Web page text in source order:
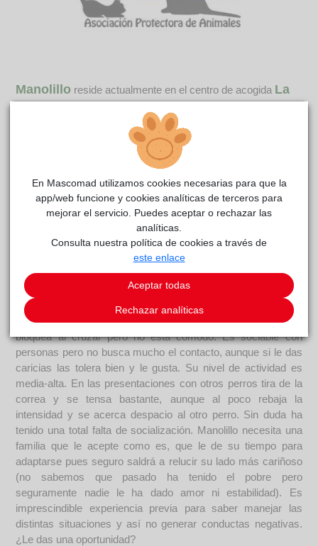
Manolillo reside actualmente en el centro de acogida La
Descripción Manolillo es un pequeñajo con carácter, todo un
señor perro. La manipulación y puesta de arnés es buena, se
deja sin problema e incluso te ayuda metiendo la cabeza
solito :) En el paseo por parque sale tirando de la correa,
comportamiento que mantiene casi todo el rato. Va muy
atento a los sonidos y controlando un poco su entorno, y
tiende a marcar todos los árboles que ve para luego
"esparcir" su olor (algo común en muchos perros). Se
muestra bastante sensible al tráfico. Se pone nervioso y te
busca con la mirada mientras emite señales de calma. No se
bloquea al cruzar pero no está cómodo. Es sociable con
personas pero no busca mucho el contacto, aunque si le das
caricias las tolera bien y le gusta. Su nivel de actividad es
media-alta. En las presentaciones con otros perros tira de la
correa y se tensa bastante, aunque al poco rebaja la
intensidad y se acerca despacio al otro perro. Sin duda ha
tenido una total falta de socialización. Manolillo necesita una
familia que le acepte como es, que le de su tiempo para
adaptarse pues seguro saldrá a relucir su lado más cariñoso
(no sabemos que pasado ha tenido el pobre pero
seguramente nadie le ha dado amor ni estabilidad). Es
imprescindible experiencia previa para saber manejar las
distintas situaciones y así no generar conductas negativas.
¿Le das una oportunidad?
En Mascomad utilizamos cookies necesarias para que la
app/web funcione y cookies analíticas de terceros para
mejorar el servicio. Puedes aceptar o rechazar las
analíticas.
Consulta nuestra política de cookies a través de
este enlace
Aceptar todas
Rechazar analíticas